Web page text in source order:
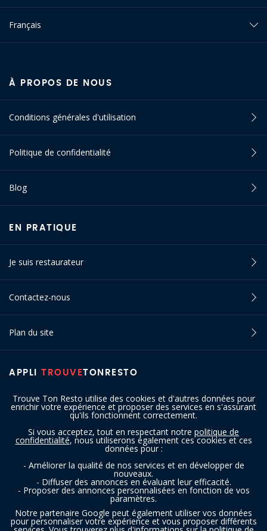
Trouve Ton Resto utilise des cookies et d'autres données pour
enrichir votre expérience et proposer des services en s'assurant
qu'ils fonctionnent correctement.
Si vous acceptez, tout en respectant notre politique de
confidentialité, nous utiliserons également ces cookies et ces
données pour :
- Améliorer la qualité de nos services et en développer de
nouveaux.
- Diffuser des annonces en évaluant leur efficacité.
- Proposer des annonces personnalisées en fonction de vos
paramètres.
Notre partenaire Google peut également utiliser vos données
pour personnaliser votre expérience et vous proposer différents
Français
APPLI TROUVETONRESTO
À PROPOS DE NOUS
Conditions générales d'utilisation
Politique de confidentialité
Blog
EN PRATIQUE
Je suis restaurateur
Contactez-nous
Plan du site
SUIVEZ-NOUS